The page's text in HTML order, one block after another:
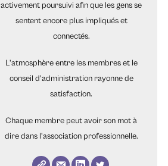
activement poursuivi afin que les gens se
sentent encore plus impliqués et
connectés.
L'atmosphère entre les membres et le
conseil d'administration rayonne de
satisfaction.
Chaque membre peut avoir son mot à
dire dans l'association professionnelle.